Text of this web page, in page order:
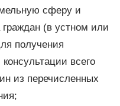
сферу и
(в устном или
получения
всего
из перечисленных